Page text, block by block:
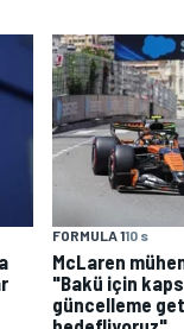
FORMULA 110 s
McLaren
"Bakü için
güncelleme